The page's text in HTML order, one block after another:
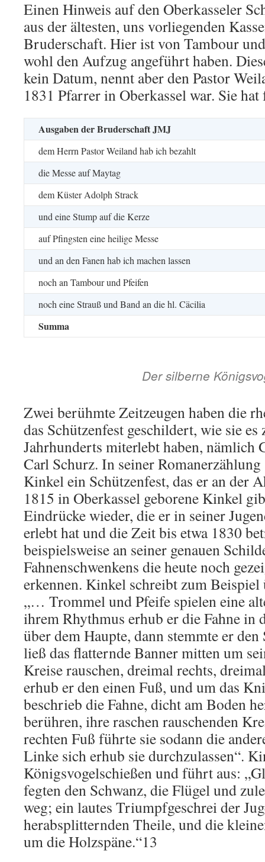
Einen Hinweis auf den Oberkasseler
aus der ältesten, uns vorliegenden
Bruderschaft. Hier ist von Tambour
wohl den Aufzug angeführt haben.
kein Datum, nennt aber den Pastor
1831 Pfarrer in Oberkassel war. Sie
Ausgaben der Bruderschaft JMJ
dem Herrn Pastor Weiland hab ich bezahlt
die Messe auf Maytag
dem Küster Adolph Strack
und eine Stump auf die Kerze
auf Pfingsten eine heilige Messe
und an den Fanen hab ich machen lassen
noch an Tambour und Pfeifen
noch eine Strauß und Band an die hl. Cäcilia
Summa
Der silberne
Zwei berühmte Zeitzeugen haben die
das Schützenfest geschildert, wie sie
Jahrhunderts miterlebt haben,
Carl Schurz. In seiner
Kinkel ein Schützenfest, das er an der
1815 in Oberkassel geborene Kinkel
Eindrücke wieder, die er in seiner
erlebt hat und die Zeit bis etwa 1830
beispielsweise an seiner genauen
Fahnenschwenkens die heute noch
erkennen. Kinkel schreibt zum
„… Trommel und Pfeife spielen eine
ihrem Rhythmus erhub er die Fahne in
über dem Haupte, dann stemmte er
ließ das flatternde Banner mitten um
Kreise rauschen, dreimal rechts,
erhub er den einen Fuß, und um das
beschrieb die Fahne, dicht am Boden
berühren, ihre raschen rauschenden
rechten Fuß führte sie sodann die
Linke sich erhub sie durchzulassen“.
Königsvogelschießen und führt aus:
fegten den Schwanz, die Flügel und
weg; ein lautes Triumpfgeschrei der
herabsplitternden Theile, und die
um die Holzspäne.“13